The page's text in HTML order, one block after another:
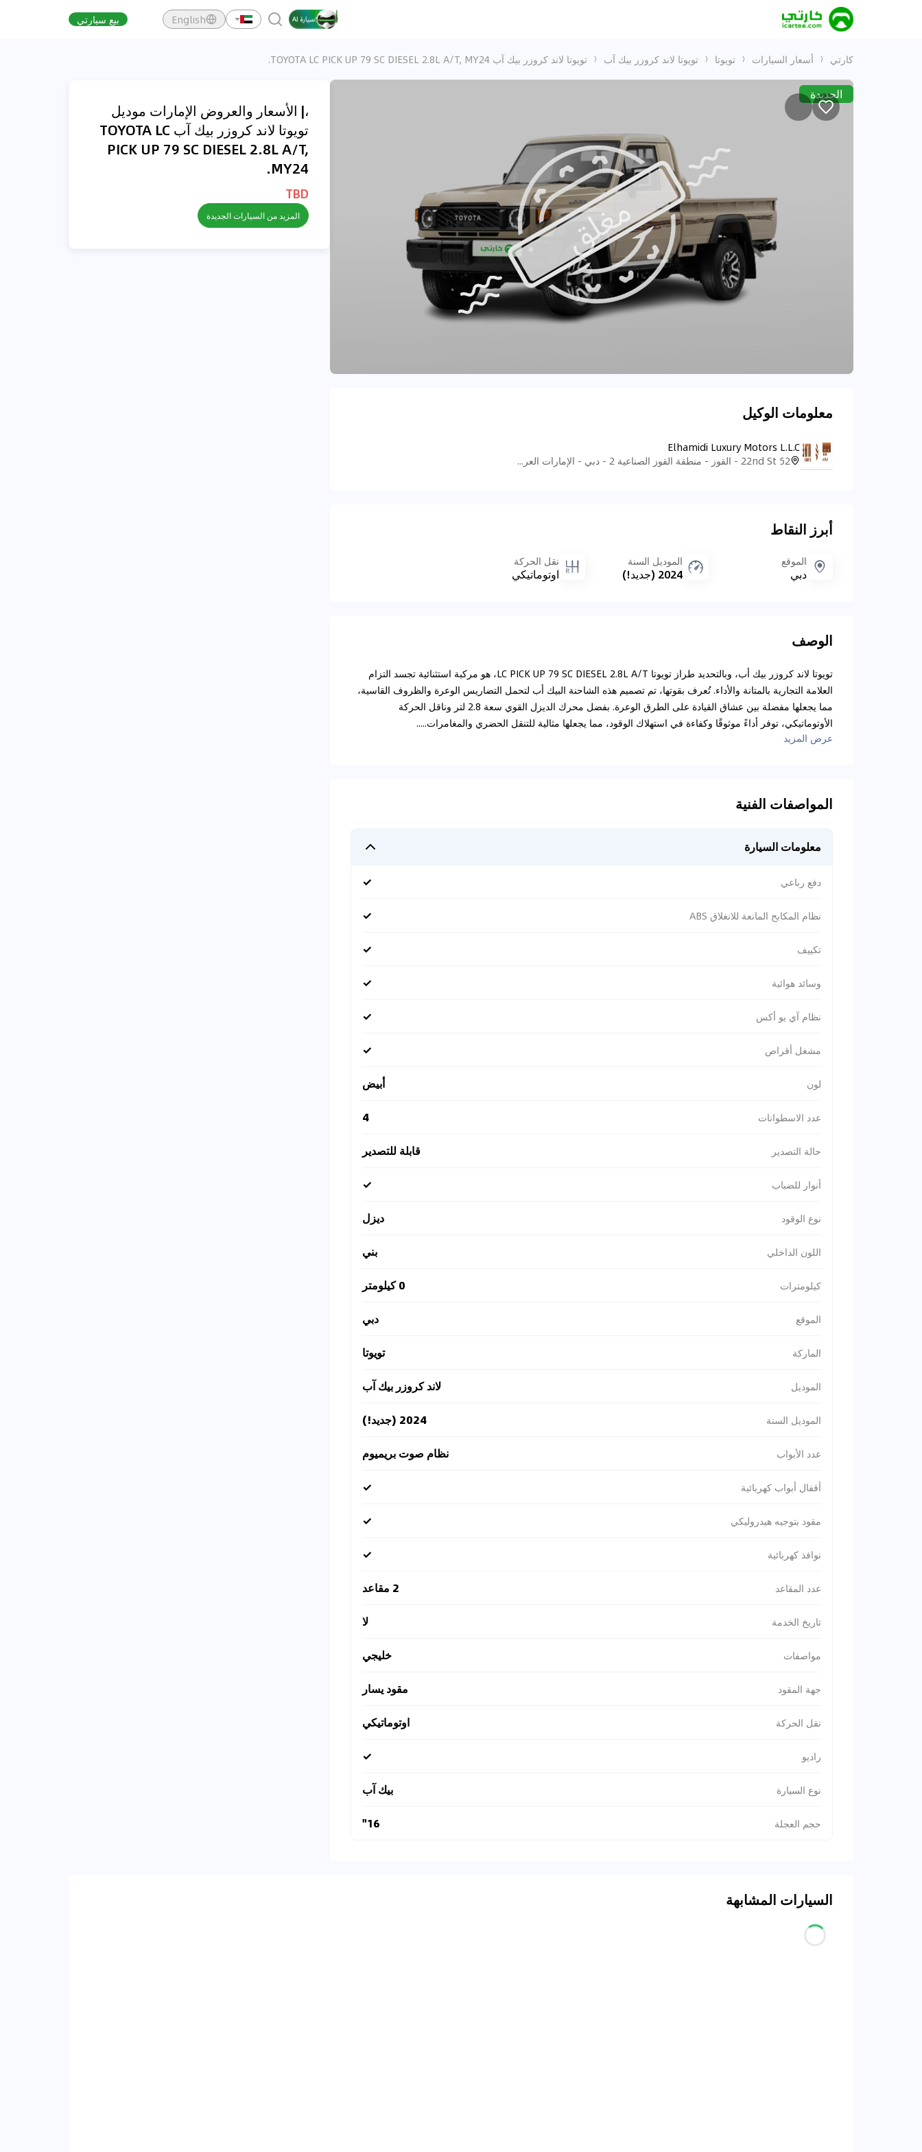
English بيع سيارتي
كارتي أسعار السيارات تويوتا تويوتا لاند كروزر بيك آب تويوتا لاند كروزر بيك آب TOYOTA LC PICK UP 79 SC DIESEL 2.8L A/T, MY24.
الجديدة
معلومات الوكيل
Elhamidi Luxury Motors L.L.C
52 22nd St - القوز - منطقة القوز الصناعية 2 - دبي - الإمارات العربية المتحدة
أبرز النقاط
الموقع
دبي
الموديل السنة
2024 (جديد!)
نقل الحركة
اوتوماتيكي
الوصف
تويوتا لاند كروزر بيك أب، وبالتحديد طراز تويوتا LC PICK UP 79 SC DIESEL 2.8L A/T، هو مركبة استثنائية تجسد التزام
العلامة التجارية بالمتانة والأداء. تُعرف بقوتها، تم تصميم هذه الشاحنة البيك أب لتحمل التضاريس الوعرة والظروف القاسية،
مما يجعلها مفضلة بين عشاق القيادة على الطرق الوعرة. بفضل محرك الديزل القوي سعة 2.8 لتر وناقل الحركة
الأوتوماتيكي، توفر أداءً موثوقًا وكفاءة في استهلاك الوقود، مما يجعلها مثالية للتنقل الحضري والمغامرات.....
عرض المزيد
المواصفات الفنية
معلومات السيارة
دفع رباعي ✓
نظام المكابح المانعة للانغلاق ABS ✓
تكييف ✓
وسائد هوائية ✓
نظام آي يو أكس ✓
مشغل أقراص ✓
لون أبيض
عدد الاسطوانات 4
حالة التصدير قابلة للتصدير
أنوار للضباب ✓
نوع الوقود ديزل
اللون الداخلي بني
كيلومترات 0 كيلومتر
الموقع دبي
الماركة تويوتا
الموديل لاند كروزر بيك آب
الموديل السنة 2024 (جديد!)
عدد الأبواب نظام صوت بريميوم
أقفال أبواب كهربائية ✓
مقود بتوجيه هيدروليكي ✓
نوافذ كهربائية ✓
عدد المقاعد 2 مقاعد
تاريخ الخدمة لا
مواصفات خليجي
جهة المقود مقود يسار
نقل الحركة اوتوماتيكي
راديو ✓
نوع السيارة بيك آب
حجم العجلة 16"
،| الأسعار والعروض الإمارات موديل
تويوتا لاند كروزر بيك آب TOYOTA LC
PICK UP 79 SC DIESEL 2.8L A/T,
MY24.
TBD
المزيد من السيارات الجديدة
السيارات المشابهة